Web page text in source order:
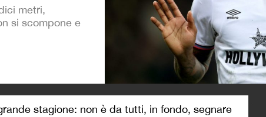
metri,
si scompone e
stagione: non è da tutti, in fondo, segnare